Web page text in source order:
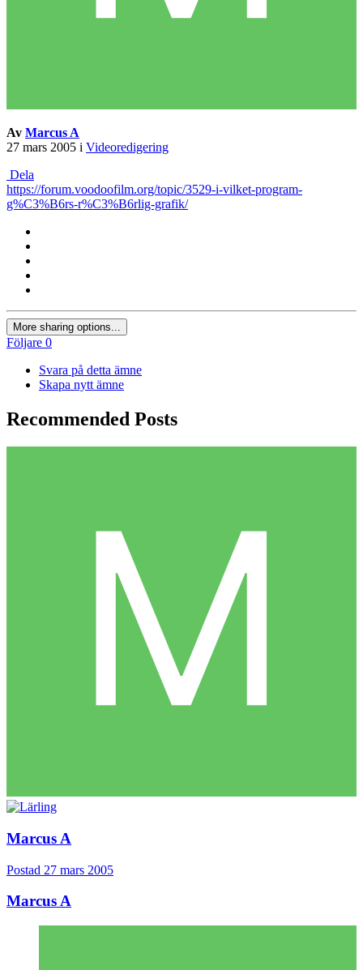
Av Marcus A
27 mars 2005 i Videoredigering
Dela
https://forum.voodoofilm.org/topic/3529-i-vilket-program-
g%C3%B6rs-r%C3%B6rlig-grafik/
More sharing options...
Följare 0
Svara på detta ämne
Skapa nytt ämne
Recommended Posts
Marcus A
Postad 27 mars 2005
Marcus A